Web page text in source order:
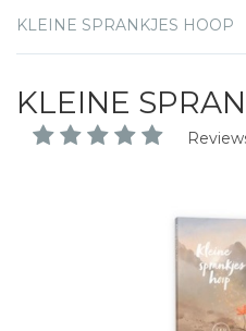
KLEINE SPRANKJES HOOP
KLEINE